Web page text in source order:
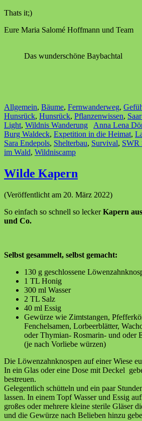
Thats it;)
Eure Maria Salomé Hoffmann und Team
Das wunderschöne Baybachtal
Allgemein, Bäume, Fernwanderweg,
Hunsrück, Hunsrück, Pflanzenwissen,
Light, Wildnis Wanderung Anna Lena
Burg Waldeck, Expetition in die Heimat,
Sara Endepols, Shelterbau, Survival, SWR
im Wald, Wildniscamp
Wilde Kapern
(Veröffentlicht am 20. März 2022)
So einfach so schnell so leckerKapern
und Co.
Selbst gesammelt, selbst gemacht:
130 g geschlossene
1 TL Honig
300 ml Wasser
2 TL Salz
40 ml Essig
Gewürze wie Zimtstangen,
Fenchelsamen, Lorbeerblätter,
oder Thymian- Rosmarin- und oder
(je nach Vorliebe würzen)
Die Löwenzahnknospen auf einer Wiese
In ein Glas oder eine Dose mit Deckel
bestreuen.
Gelegentlich schütteln und ein paar
lassen. In einem Topf Wasser und Essig
großes oder mehrere kleine sterile Gläser
und die Gewürze nach Belieben hinzu